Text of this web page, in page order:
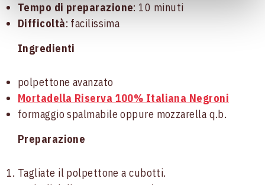
Tempo di preparazione: 10 minuti
Difficoltà: facilissima
Ingredienti
polpettone avanzato
Mortadella Riserva 100% Italiana Negroni
formaggio spalmabile oppure mozzarella q.b.
Preparazione
Tagliate il polpettone a cubotti.